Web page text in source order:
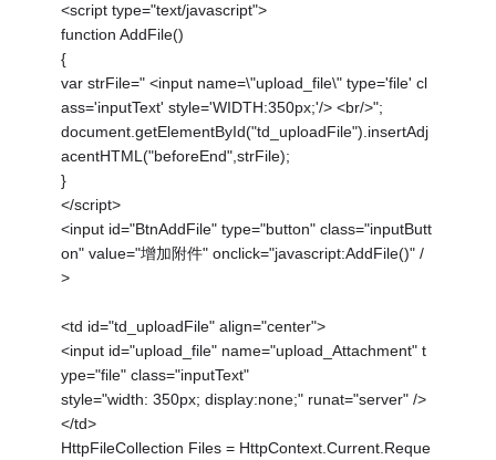
<script type="text/javascript">
function AddFile()
{
var strFile=" <input name=\"upload_file\" type='file' cl
ass='inputText' style='WIDTH:350px;'/> <br/>";
document.getElementById("td_uploadFile").insertAdj
acentHTML("beforeEnd",strFile);
}
</script>
<input id="BtnAddFile" type="button" class="inputButt
on" value="增加附件" onclick="javascript:AddFile()" /
>
<td id="td_uploadFile" align="center">
<input id="upload_file" name="upload_Attachment" t
ype="file" class="inputText"
style="width: 350px; display:none;" runat="server" />
</td>
HttpFileCollection Files = HttpContext.Current.Reque